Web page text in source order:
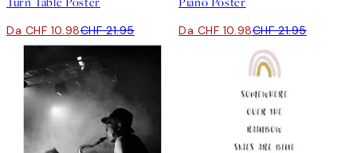
Da CHF 10.98CHF 21.95 Da CHF 10.98CHF 21.95